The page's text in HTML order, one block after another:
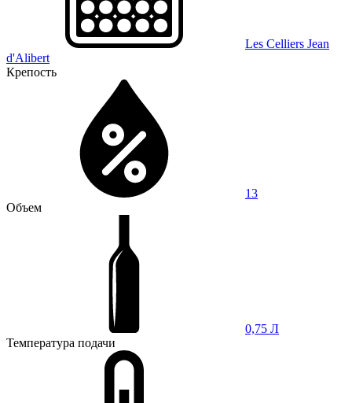
Les Celliers Jean
d'Alibert
Крепость
13
Объем
0,75 Л
Температура подачи